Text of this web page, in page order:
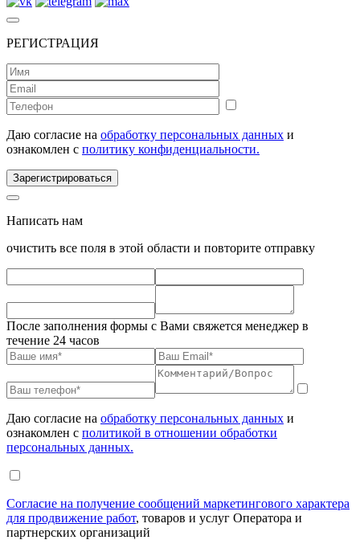
РЕГИСТРАЦИЯ
Даю согласие на обработку персональных данных и
ознакомлен с политику конфиденциальности.
Зарегистрироваться
Написать нам
очистить все поля в этой области и повторите отправку
После заполнения формы с Вами свяжется менеджер в
течение 24 часов
Даю согласие на обработку персональных данных и
ознакомлен с политикой в отношении обработки
персональных данных.
Согласие на получение сообщений маркетингового характера
для продвижение работ, товаров и услуг Оператора и
партнерских организаций